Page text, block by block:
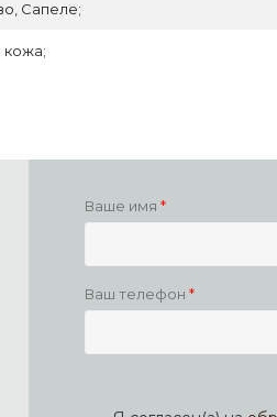
Сапеле;
кожа;
Ваше имя
Ваш телефон